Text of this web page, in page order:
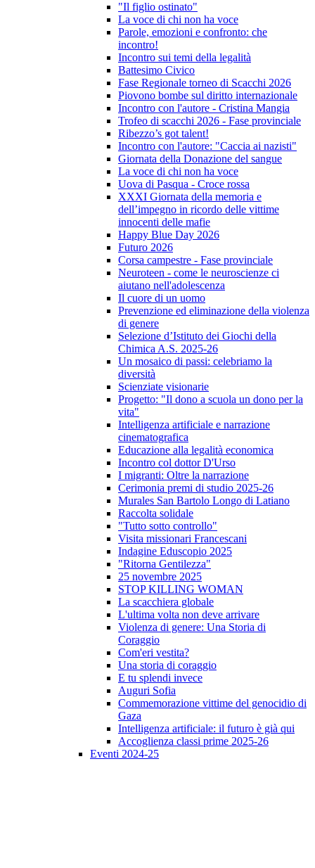
"Il figlio ostinato"
La voce di chi non ha voce
Parole, emozioni e confronto: che
incontro!
Incontro sui temi della legalità
Battesimo Civico
Fase Regionale torneo di Scacchi 2026
Piovono bombe sul diritto internazionale
Incontro con l'autore - Cristina Mangia
Trofeo di scacchi 2026 - Fase provinciale
Ribezzo’s got talent!
Incontro con l'autore: "Caccia ai nazisti"
Giornata della Donazione del sangue
La voce di chi non ha voce
Uova di Pasqua - Croce rossa
XXXI Giornata della memoria e
dell’impegno in ricordo delle vittime
innocenti delle mafie
Happy Blue Day 2026
Futuro 2026
Corsa campestre - Fase provinciale
Neuroteen - come le neuroscienze ci
aiutano nell'adolescenza
Il cuore di un uomo
Prevenzione ed eliminazione della violenza
di genere
Selezione d’Istituto dei Giochi della
Chimica A.S. 2025-26
Un mosaico di passi: celebriamo la
diversità
Scienziate visionarie
Progetto: "Il dono a scuola un dono per la
vita"
Intelligenza artificiale e narrazione
cinematografica
Educazione alla legalità economica
Incontro col dottor D'Urso
I migranti: Oltre la narrazione
Cerimonia premi di studio 2025-26
Murales San Bartolo Longo di Latiano
Raccolta solidale
"Tutto sotto controllo"
Visita missionari Francescani
Indagine Eduscopio 2025
"Ritorna Gentilezza"
25 novembre 2025
STOP KILLING WOMAN
La scacchiera globale
L'ultima volta non deve arrivare
Violenza di genere: Una Storia di
Coraggio
Com'eri vestita?
Una storia di coraggio
E tu splendi invece
Auguri Sofia
Commemorazione vittime del genocidio di
Gaza
Intelligenza artificiale: il futuro è già qui
Accoglienza classi prime 2025-26
Eventi 2024-25